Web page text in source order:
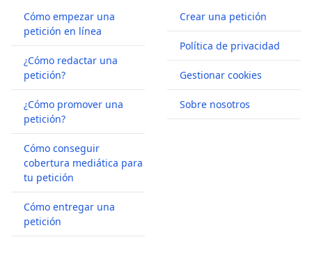
Cómo empezar una
petición en línea
¿Cómo redactar una
petición?
¿Cómo promover una
petición?
Cómo conseguir
cobertura mediática para
tu petición
Cómo entregar una
petición
Crear una petición
Política de privacidad
Gestionar cookies
Sobre nosotros